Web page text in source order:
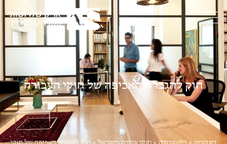
חוק להגברת האכיפה של חוקי העבודה